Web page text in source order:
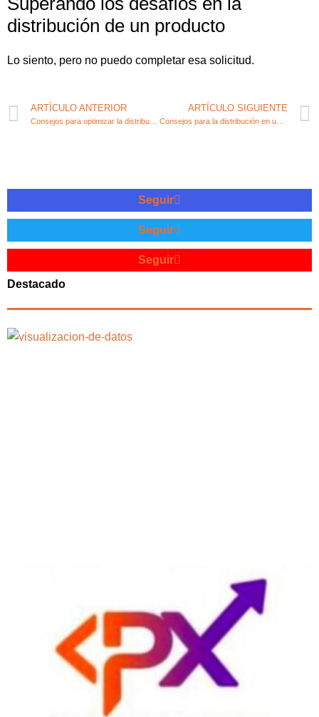
distribución de un producto
Lo siento, pero no puedo completar esa solicitud.
ARTÍCULO ANTERIOR ARTÍCULO SIGUIENTE
Consejos para la distribución en una empresa: estrategias eficaces
Seguir
Seguir
Seguir
Destacado